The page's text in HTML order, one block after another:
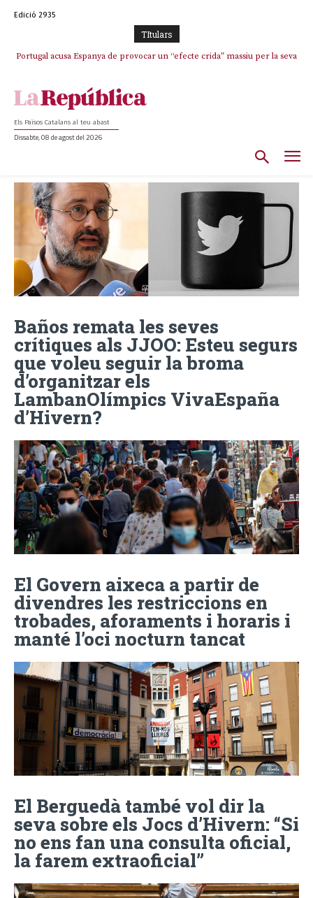
Edició 2935
TItulars
El col·lapse de l’operació de Marc Puigtió a Girona: desbandada de
Els Països Catalans al teu abast
Dissabte, 08 de agost del 2026
Baños remata les seves
crítiques als JJOO: Esteu segurs
que voleu seguir la broma
d’organitzar els
LambanOlímpics VivaEspaña
d’Hivern?
El Govern aixeca a partir de
divendres les restriccions en
trobades, aforaments i horaris i
manté l’oci nocturn tancat
El Berguedà també vol dir la
seva sobre els Jocs d’Hivern: “Si
no ens fan una consulta oficial,
la farem extraoficial”